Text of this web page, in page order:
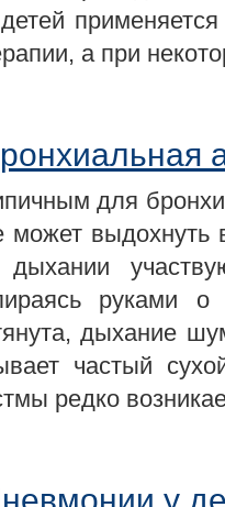
а при
для
может выдохнуть
руками о
дыхание
частый
редко